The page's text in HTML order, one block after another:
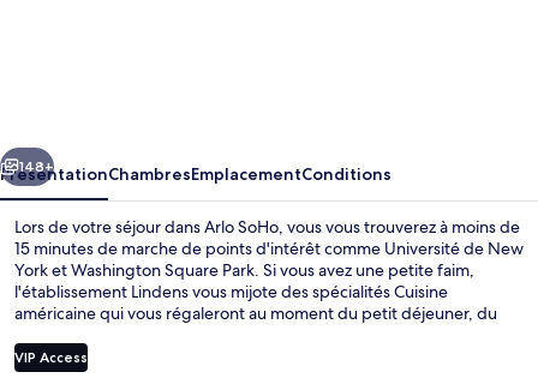
Suivant
148+
PrésentationChambresEmplacementConditions
Lors de votre séjour dans Arlo SoHo, vous vous trouverez à moins de
15 minutes de marche de points d'intérêt comme Université de New
York et Washington Square Park. Si vous avez une petite faim,
l'établissement Lindens vous mijote des spécialités Cuisine
américaine qui vous régaleront au moment du petit déjeuner, du
boutique, on trouve un bar / salon, un snack-bar/une épicerie fine
et des vélos gratuits, l'idéal pour des vacances sans soucis. Les
VIP Access